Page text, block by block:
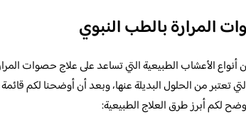
المرارة بالطب النبوي
أنواع الأعشاب الطبيعية التي تساعد على علاج حصوات
تعتبر من الحلول البديلة عنها، وبعد أن أوضحنا لكم
لكم أبرز طرق العلاج الطبيعية: